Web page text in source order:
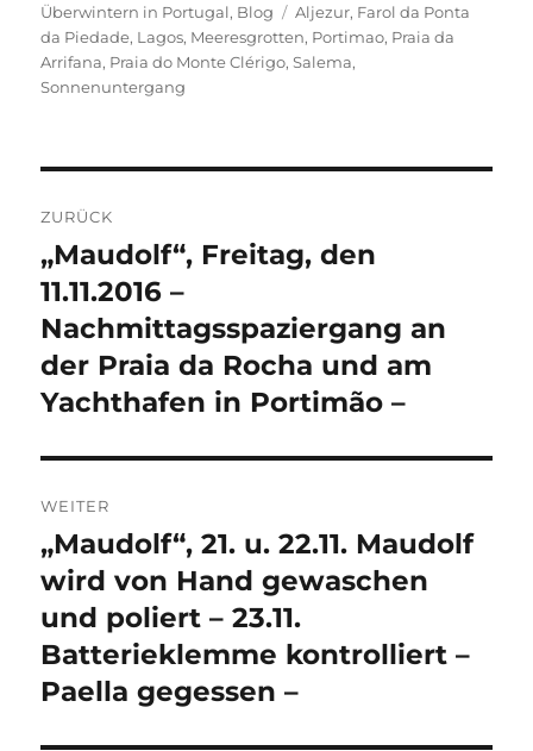
am
Überwintern in Portugal, Blog Schlagwörter
Aljezur, Farol da Ponta
da Piedade, Lagos, Meeresgrotten, Portimao, Praia da
Arrifana, Praia do Monte Clérigo,Salema,
Sonnenuntergang
ZURÜCK
Vorheriger
Beitrag:
„Maudolf“, Freitag, den
11.11.2016 –
Nachmittagsspaziergang an
der Praia da Rocha und am
Yachthafen in Portimão –
WEITER
Nächster
Beitrag:
„Maudolf“, 21. u. 22.11. Maudolf
wird von Hand gewaschen
und poliert – 23.11.
Batterieklemme kontrolliert –
Paella gegessen –